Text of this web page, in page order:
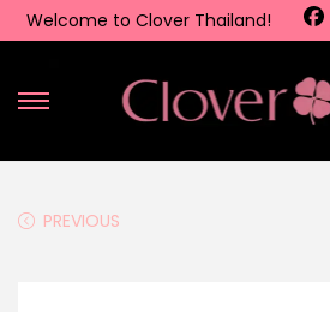
Welcome to Clover Thailand!
PREVIOUS